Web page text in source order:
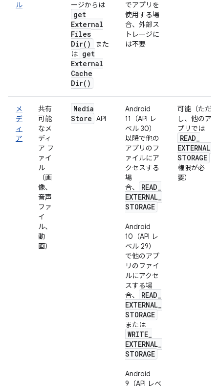
ル
ージからは
get
External
Files
Dir( )
また
は get
External
Cache
Dir( )
でアプリを
使用する場
合、外部ス
トレージに
は不要
メ
デ
ィ
ア
共有
可能
なメ
ディ
ア フ
ァイ
ル
（画
像、
音声
ファ
イ
ル、
動
画）
Media
Store API
Android
11（API レ
ベル 30）
以降で他の
アプリのフ
ァイルにア
クセスする
場
合、
READ_
EXTERNAL_
STORAGE
Android
10（API レ
ベル 29）
で他のアプ
リのファイ
ルにアクセ
スする場
合、
READ_
EXTERNAL_
STORAGE
または
WRITE_
EXTERNAL_
STORAGE
Android
9（API レベ
可能（ただ
し、他のア
プリでは
READ_
EXTERNAL_
STORAGE
権限が必
要）